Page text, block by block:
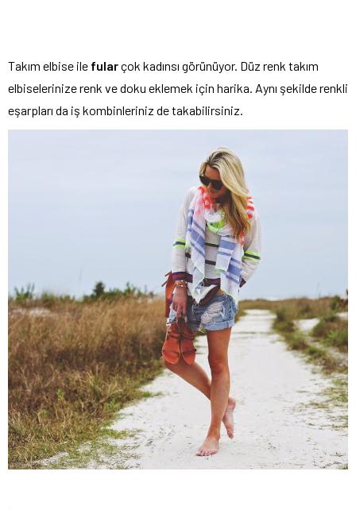
Takım elbise ile fularçok kadınsı görünüyor. Düz renk takım
elbiselerinize renk ve doku eklemek için harika. Aynı şekilde renkli
eşarpları da iş kombinleriniz de takabilirsiniz.